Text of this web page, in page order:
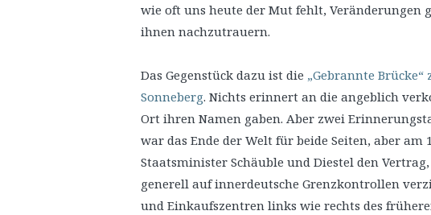
wie oft uns heute der Mut fehlt, Veränderungen
ihnen nachzutrauern.
Das Gegenstück dazu ist die „Gebrannte
Sonneberg. Nichts erinnert an die angeblich
Ort ihren Namen gaben. Aber zwei
war das Ende der Welt für beide Seiten, aber
Staatsminister Schäuble und Diestel den
generell auf innerdeutsche Grenzkontrollen
und Einkaufszentren links wie rechts des